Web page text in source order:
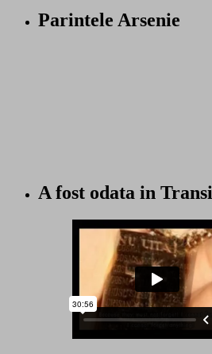
Parintele Arsenie
A fost odata in